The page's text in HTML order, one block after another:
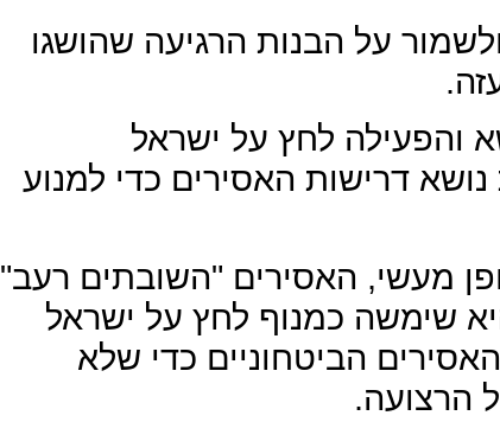
על הבנות הרגיעה שהושגו
והפעילה לחץ על ישראל
דרישות האסירים כדי למנוע
מעשי, האסירים "השובתים רעב"
שימשה כמנוף לחץ על ישראל
הביטחוניים כדי שלא
הרצועה.